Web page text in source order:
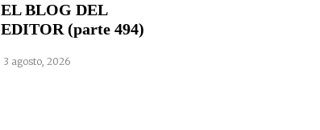
EL BLOG DEL
EDITOR (parte 494)
3 agosto, 2026